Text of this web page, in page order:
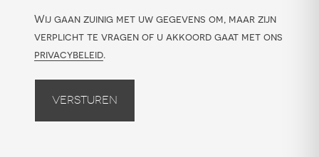
Wij gaan zuinig met uw gegevens om, maar zijn
verplicht te vragen of u akkoord gaat met ons
privacybeleid.
Versturen